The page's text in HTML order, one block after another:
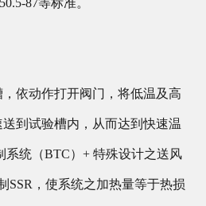
依动作打开阀门，将低温及高
到试验槽内，从而达到快速温
系统（BTC）+ 特殊设计之送风
SSR，使系统之加热量等于热损